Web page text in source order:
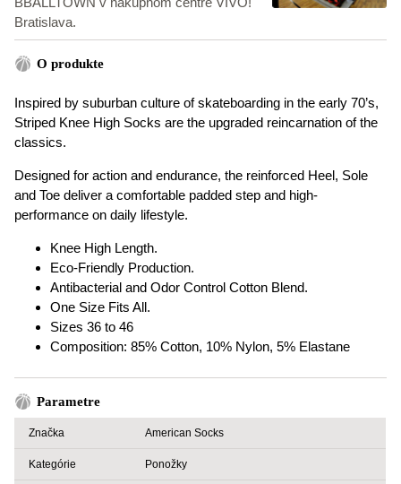
Bratislava.
O produkte
Inspired by suburban culture of skateboarding in the early 70’s,
Striped Knee High Socks are the upgraded reincarnation of the
classics.
Designed for action and endurance, the reinforced Heel, Sole
and Toe deliver a comfortable padded step and high-
performance on daily lifestyle.
Knee High Length.
Eco-Friendly Production.
Antibacterial and Odor Control Cotton Blend.
One Size Fits All.
Sizes 36 to 46
Composition: 85% Cotton, 10% Nylon, 5% Elastane
Parametre
Značka American Socks
Kategórie Ponožky